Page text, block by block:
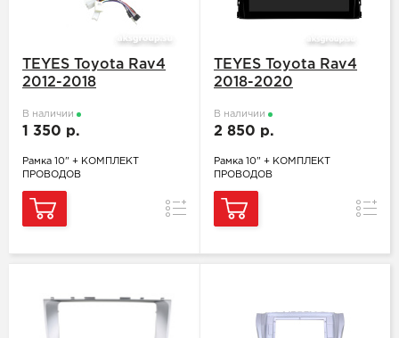
TEYES Toyota Rav4
2012-2018
В наличии
1 350 р.
Рамка 10" + КОМПЛЕКТ
ПРОВОДОВ
Сравнение
TEYES Toyota Rav4
2018-2020
В наличии
2 850 р.
Рамка 10" + КОМПЛЕКТ
ПРОВОДОВ